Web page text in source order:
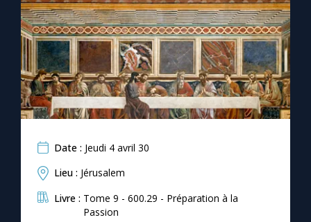
Chapelet pour le monde
Contact
Faire un don
Marie de Nazareth
Date : Jeudi 4 avril 30
Lieu : Jérusalem
Livre : Tome 9 - 600.29 - Préparation à la
Passion